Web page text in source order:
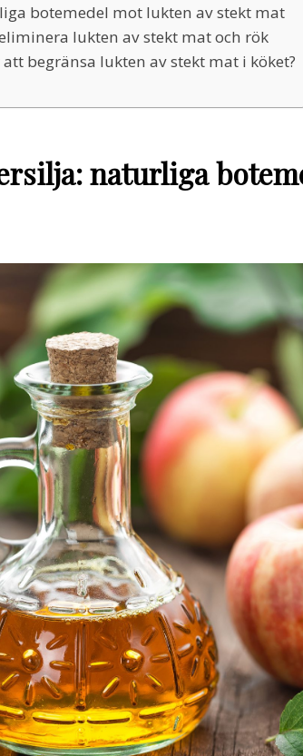
botemedel mot lukten av stekt mat
lukten av stekt mat och rök
begränsa lukten av stekt mat i köket?
naturliga